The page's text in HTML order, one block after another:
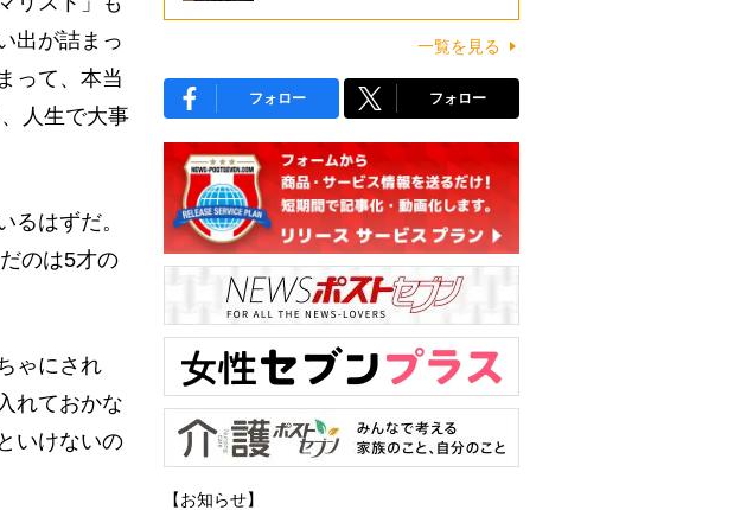
出が詰まっ
って、本当
人生で大事
るはずだ。
のは5才の
ゃにされ
れておかな
いけないの
一覧を見る
フォロー フォロー
【お知らせ】